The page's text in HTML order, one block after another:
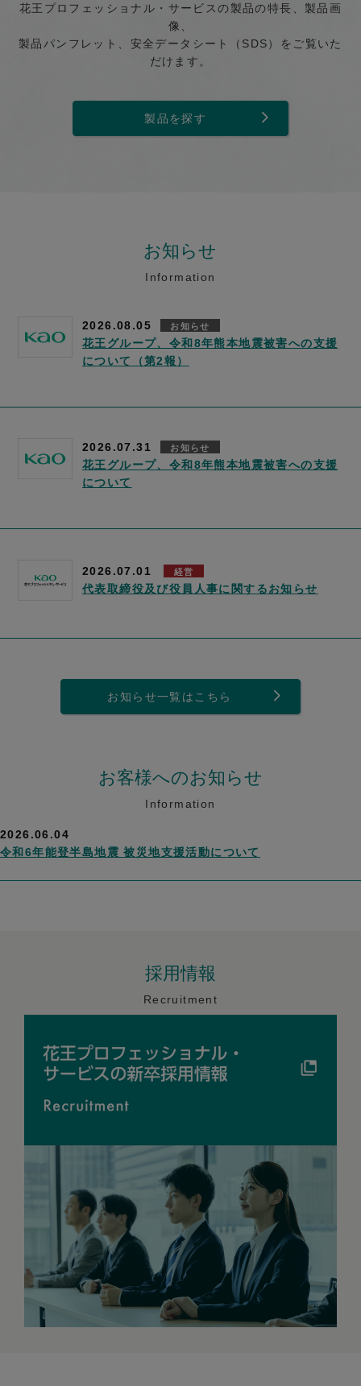
花王プロフェッショナル・サービスの製品の特長、製品画
像、
製品パンフレット、安全データシート（SDS）をご覧いた
だけます。
製品を探す
お知らせ
Information
2026.08.05 お知らせ
花王グループ、令和8年熊本地震被害への支援
について（第2報）
2026.07.31 お知らせ
花王グループ、令和8年熊本地震被害への支援
について
2026.07.01 経営
代表取締役及び役員人事に関するお知らせ
お知らせ一覧はこちら
お客様へのお知らせ
Information
2026.06.04
令和6年能登半島地震 被災地支援活動について
採用情報
Recruitment